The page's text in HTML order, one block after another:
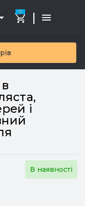
0 |
і
В наявності